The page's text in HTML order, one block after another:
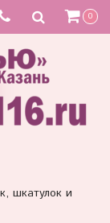
0
шкатулок и